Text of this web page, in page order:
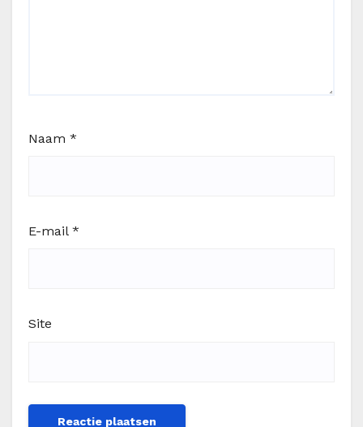
Naam *
E-mail *
Site